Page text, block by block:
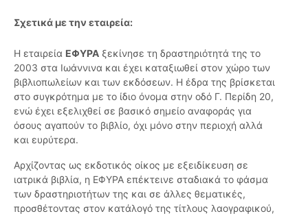
Σχετικά με την εταιρεία:
Η εταιρεία ΕΦΥΡΑ ξεκίνησε τη δραστηριότητά της το
2003 στα Ιωάννινα και έχει καταξιωθεί στον χώρο των
βιβλιοπωλείων και των εκδόσεων. Η έδρα της βρίσκεται
στο συγκρότημα με το ίδιο όνομα στην οδό Γ. Περίδη 20,
ενώ έχει εξελιχθεί σε βασικό σημείο αναφοράς για
όσους αγαπούν το βιβλίο, όχι μόνο στην περιοχή αλλά
και ευρύτερα.
Αρχίζοντας ως εκδοτικός οίκος με εξειδίκευση σε
ιατρικά βιβλία, η ΕΦΥΡΑ επέκτεινε σταδιακά το φάσμα
των δραστηριοτήτων της και σε άλλες θεματικές,
προσθέτοντας στον κατάλογό της τίτλους λαογραφικού,